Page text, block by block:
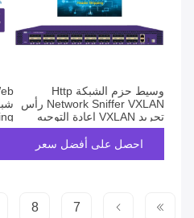
وسيط حزم الشبكة Http
Network Sniffer VXLAN رأس
تجريد VXLAN إعادة التوجيه
احصل على أفضل سعر
7
8